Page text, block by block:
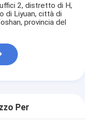
2, distretto di H,
di Liyuan, città di
provincia del
Per